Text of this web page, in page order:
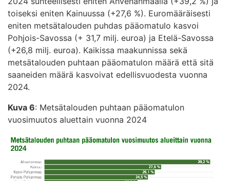
toiseksi eniten Kainuussa (+27,6 %). Euromääräisesti
eniten metsätalouden puhdas pääomatulo kasvoi
Pohjois-Savossa (+ 31,7 milj. euroa) ja Etelä-Savossa
(+26,8 milj. euroa). Kaikissa maakunnissa sekä
metsätalouden puhtaan pääomatulon määrä että sitä
saaneiden määrä kasvoivat edellisvuodesta vuonna
2024.
Kuva 6: Metsätalouden puhtaan pääomatulon
vuosimuutos aluettain vuonna 2024